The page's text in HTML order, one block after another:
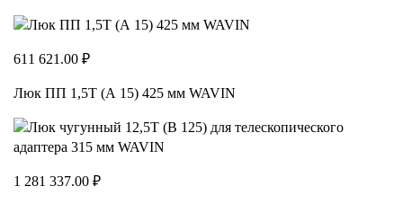
611 621.00 ₽
Люк ПП 1,5Т (А 15) 425 мм WAVIN
1 281 337.00 ₽